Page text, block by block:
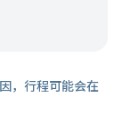
，行程可能会在